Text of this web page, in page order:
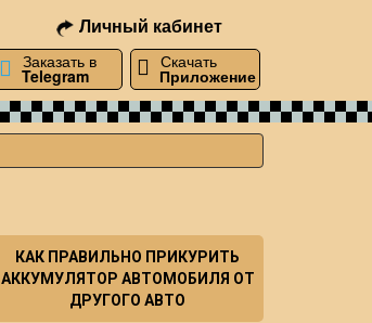
Личный кабинет
Заказать в
Telegram
Скачать
Приложение
КАК ПРАВИЛЬНО ПРИКУРИТЬ
АККУМУЛЯТОР АВТОМОБИЛЯ ОТ
ДРУГОГО АВТО